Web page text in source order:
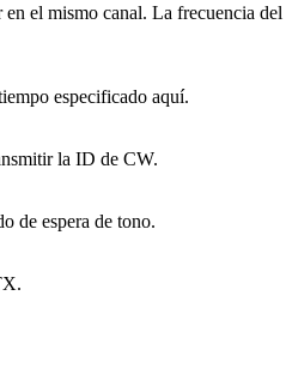
el mismo canal. La frecuencia
especificado aquí.
la ID de CW.
de espera de tono.